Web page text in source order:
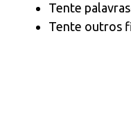
Tente
Tente outros